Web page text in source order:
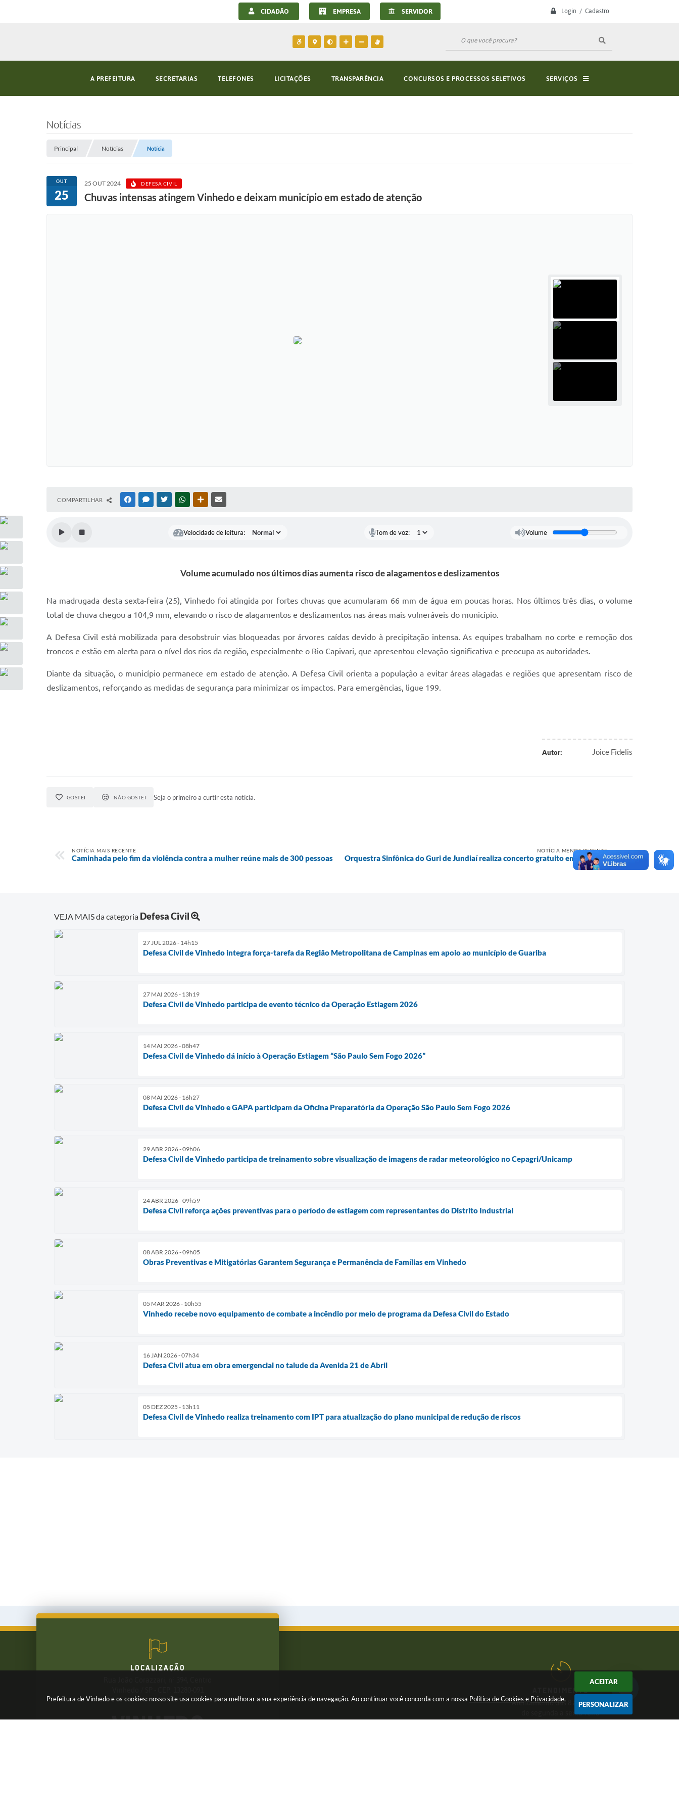
Prefeitura de Vinhedo e os cookies: nosso site usa cookies para melhorar a sua experiência de navegação. Ao continuar você concorda com a nossa Política de Cookies e Privacidade.
ACEITAR
PERSONALIZAR
Login / Cadastro
CIDADÃO EMPRESA SERVIDOR
A PREFEITURA SECRETARIAS TELEFONES LICITAÇÕES TRANSPARÊNCIA CONCURSOS E PROCESSOS SELETIVOS SERVIÇOS
Notícias
Principal Notícias Notícia
OUT
25
25 OUT 2024 DEFESA CIVIL
Chuvas intensas atingem Vinhedo e deixam município em estado de atenção
COMPARTILHAR FACEBOOKMESSENGER
TWITTERWHATSAPPOUTRAS MÍDIAS
Velocidade de leitura: Tom de voz: Volume
Volume acumulado nos últimos dias aumenta risco de alagamentos e deslizamentos
Na madrugada desta sexta-feira (25), Vinhedo foi atingida por fortes chuvas que acumularam 66 mm de água em poucas horas. Nos últimos três dias, o volume
total de chuva chegou a 104,9 mm, elevando o risco de alagamentos e deslizamentos nas áreas mais vulneráveis do município.
A Defesa Civil está mobilizada para desobstruir vias bloqueadas por árvores caídas devido à precipitação intensa. As equipes trabalham no corte e remoção dos
troncos e estão em alerta para o nível dos rios da região, especialmente o Rio Capivari, que apresentou elevação significativa e preocupa as autoridades.
Diante da situação, o município permanece em estado de atenção. A Defesa Civil orienta a população a evitar áreas alagadas e regiões que apresentam risco de
deslizamentos, reforçando as medidas de segurança para minimizar os impactos. Para emergências, ligue 199.
Autor: Joice Fidelis
GOSTEI NÃO GOSTEI Seja o primeiro a curtir esta notícia.
NOTÍCIA MAIS RECENTE
Caminhada pelo fim da violência contra a mulher reúne mais de 300 pessoas
NOTÍCIA MENOS RECENTE
Orquestra Sinfônica do Guri de Jundiaí realiza concerto gratuito em Vinhedo
VEJA MAIS da categoria Defesa Civil
27 JUL 2026 - 14h15
Defesa Civil de Vinhedo integra força-tarefa da Região Metropolitana de Campinas em apoio ao município de Guariba
27 MAI 2026 - 13h19
Defesa Civil de Vinhedo participa de evento técnico da Operação Estiagem 2026
14 MAI 2026 - 08h47
Defesa Civil de Vinhedo dá início à Operação Estiagem “São Paulo Sem Fogo 2026”
08 MAI 2026 - 16h27
Defesa Civil de Vinhedo e GAPA participam da Oficina Preparatória da Operação São Paulo Sem Fogo 2026
29 ABR 2026 - 09h06
Defesa Civil de Vinhedo participa de treinamento sobre visualização de imagens de radar meteorológico no Cepagri/Unicamp
24 ABR 2026 - 09h59
Defesa Civil reforça ações preventivas para o período de estiagem com representantes do Distrito Industrial
08 ABR 2026 - 09h05
Obras Preventivas e Mitigatórias Garantem Segurança e Permanência de Famílias em Vinhedo
05 MAR 2026 - 10h55
Vinhedo recebe novo equipamento de combate a incêndio por meio de programa da Defesa Civil do Estado
16 JAN 2026 - 07h34
Defesa Civil atua em obra emergencial no talude da Avenida 21 de Abril
05 DEZ 2025 - 13h11
Defesa Civil de Vinhedo realiza treinamento com IPT para atualização do plano municipal de redução de riscos
(19) 3826-7800
ATENDIMENTO
Atendimento das 8 às 17 horas,
de segunda a sexta-feira
LOCALIZAÇÃO